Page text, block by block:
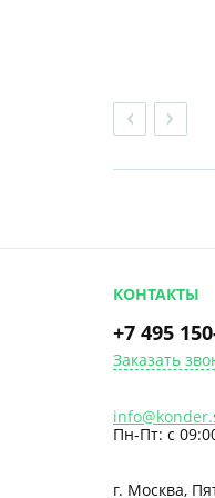
КОНТАКТЫ
+7 495
Заказать
Пн-Пт: с
г. Москва,